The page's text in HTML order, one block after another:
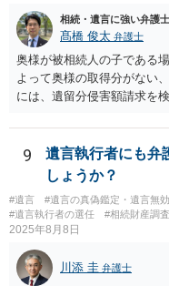
相続・遺言に強い弁護士
髙橋 俊太 弁護士
奥様が被相続人の子である
よって奥様の取得分がない
には、遺留分侵害額請求を
記の義務化に関する説明と
記については、不動産を相
に申請する義務があります
よび遺留分を侵害する贈与
時効にかかります。また、
有無にかかわらず行使でき
効がいつから進むかは慎重
から３年が経過していると
9
遺言執行者にも弁
しょうか？
#遺言 #遺言の真偽鑑定・遺言無効
#遺言執行者の選任
#相続財産調
2025年8月8日
川添 圭 弁護士